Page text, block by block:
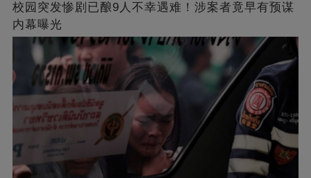
校园突发惨剧已酿9人不幸遇难！涉案者竟早有预谋
内幕曝光